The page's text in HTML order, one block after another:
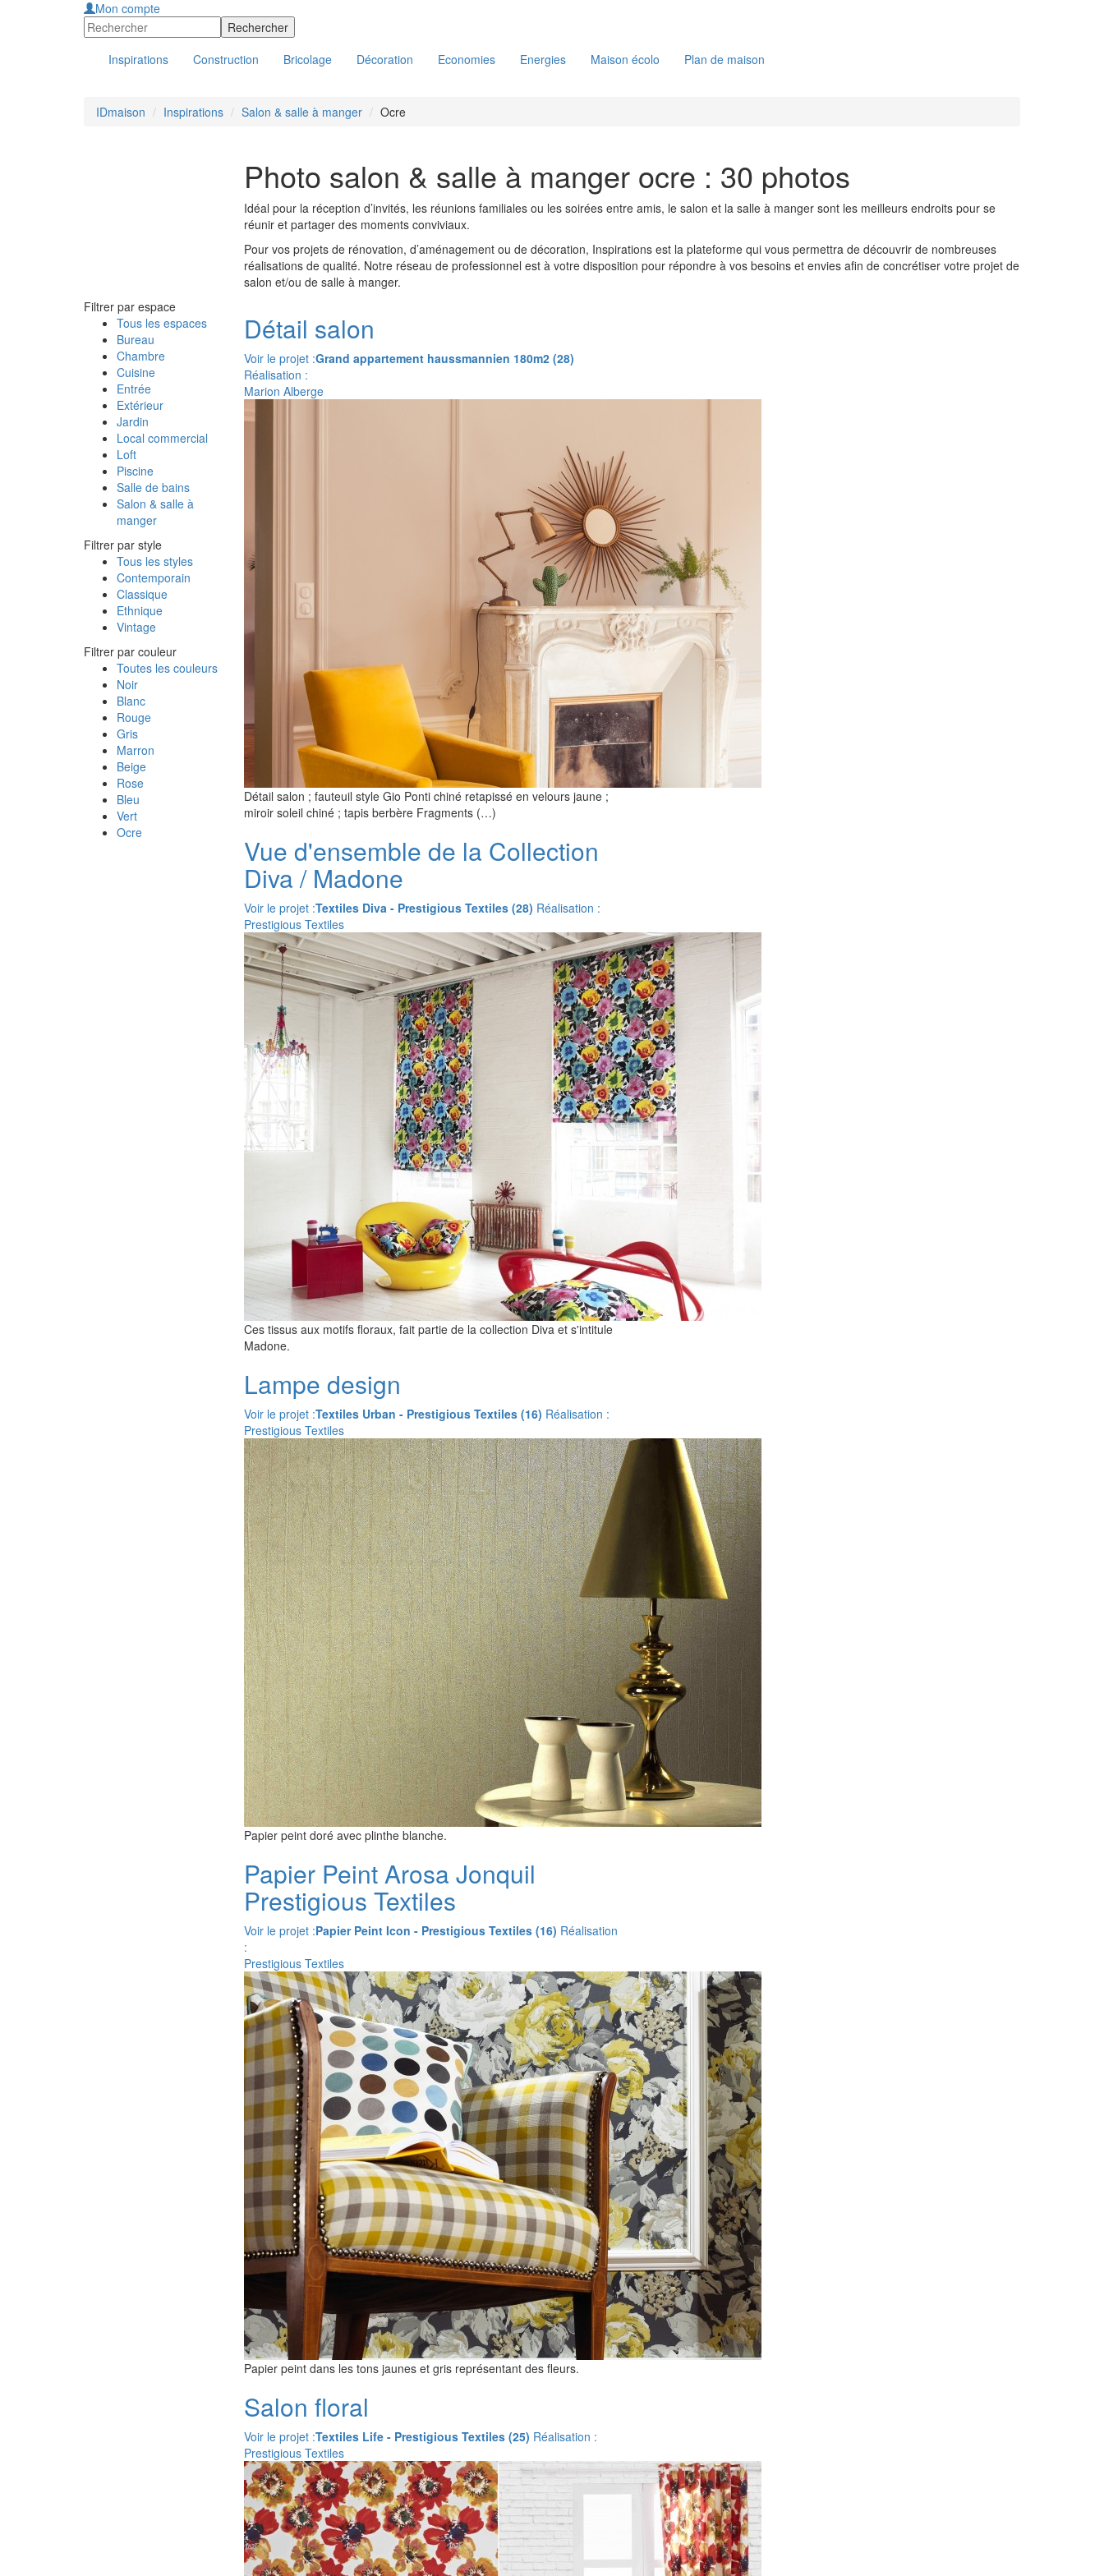
Mon compte
Inspirations Construction Bricolage Décoration Economies Energies Maison écolo Plan de maison
IDmaison Inspirations Salon & salle à manger Ocre
Photo salon & salle à manger ocre : 30 photos
Idéal pour la réception d’invités, les réunions familiales ou les soirées entre amis, le salon et la salle à manger sont les meilleurs endroits pour se
réunir et partager des moments conviviaux.
Pour vos projets de rénovation, d’aménagement ou de décoration, Inspirations est la plateforme qui vous permettra de découvrir de nombreuses
réalisations de qualité. Notre réseau de professionnel est à votre disposition pour répondre à vos besoins et envies afin de concrétiser votre projet de
salon et/ou de salle à manger.
Filtrer par espace
Tous les espaces
Bureau
Chambre
Cuisine
Entrée
Extérieur
Jardin
Local commercial
Loft
Piscine
Salle de bains
Salon & salle à
manger
Filtrer par style
Tous les styles
Contemporain
Classique
Ethnique
Vintage
Filtrer par couleur
Toutes les couleurs
Noir
Blanc
Rouge
Gris
Marron
Beige
Rose
Bleu
Vert
Ocre
Détail salon
Voir le projet :Grand appartement haussmannien 180m2 (28)
Réalisation :
Marion Alberge
Détail salon ; fauteuil style Gio Ponti chiné retapissé en velours jaune ;
miroir soleil chiné ; tapis berbère Fragments (…)
Vue d'ensemble de la Collection
Diva / Madone
Voir le projet :Textiles Diva - Prestigious Textiles (28) Réalisation :
Prestigious Textiles
Ces tissus aux motifs floraux, fait partie de la collection Diva et s'intitule
Madone.
Lampe design
Voir le projet :Textiles Urban - Prestigious Textiles (16) Réalisation :
Prestigious Textiles
Papier peint doré avec plinthe blanche.
Papier Peint Arosa Jonquil
Prestigious Textiles
Voir le projet :Papier Peint Icon - Prestigious Textiles (16) Réalisation
:
Prestigious Textiles
Papier peint dans les tons jaunes et gris représentant des fleurs.
Salon floral
Voir le projet :Textiles Life - Prestigious Textiles (25) Réalisation :
Prestigious Textiles